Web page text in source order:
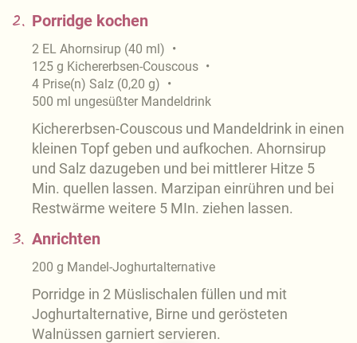
2. Porridge kochen
2 EL Ahornsirup (40 ml)
125 g Kichererbsen-Couscous
4 Prise(n) Salz (0,20 g)
500 ml ungesüßter Mandeldrink
Kichererbsen-Couscous und Mandeldrink in einen
kleinen Topf geben und aufkochen. Ahornsirup
und Salz dazugeben und bei mittlerer Hitze 5
Min. quellen lassen. Marzipan einrühren und bei
Restwärme weitere 5 MIn. ziehen lassen.
3. Anrichten
200 g Mandel-Joghurtalternative
Porridge in 2 Müslischalen füllen und mit
Joghurtalternative, Birne und gerösteten
Walnüssen garniert servieren.